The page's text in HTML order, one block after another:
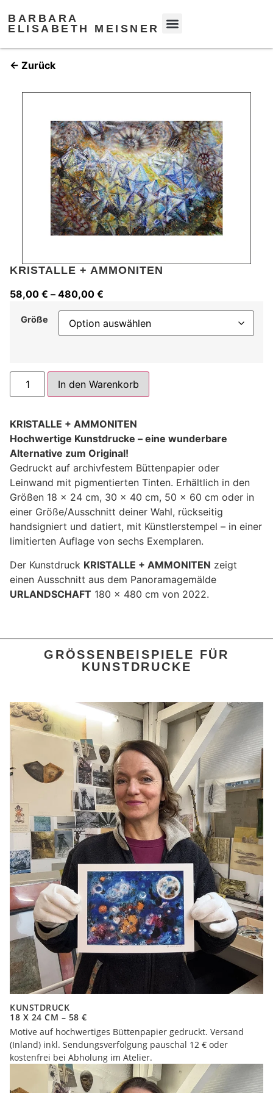
BARBARA
ELISABETH MEISNER
← Zurück
KRISTALLE + AMMONITEN
58,00 € – 480,00 €
Größe
In den Warenkorb
KRISTALLE + AMMONITEN
Hochwertige Kunstdrucke – eine wunderbare
Alternative zum Original!
Gedruckt auf archivfestem Büttenpapier oder
Leinwand mit pigmentierten Tinten. Erhältlich in den
Größen 18 x 24 cm, 30 x 40 cm, 50 x 60 cm oder in
einer Größe/Ausschnitt deiner Wahl, rückseitig
handsigniert und datiert, mit Künstlerstempel – in einer
limitierten Auflage von sechs Exemplaren.
Der Kunstdruck KRISTALLE + AMMONITEN zeigt
einen Ausschnitt aus dem Panoramagemälde
URLANDSCHAFT 180 x 480 cm von 2022.
GRÖSSENBEISPIELE FÜR K
UNSTDRUCKE
KUNSTDRUCK
18 X 24 CM – 58 €
Motive auf hochwertiges Büttenpapier gedruckt. Versand
(Inland) inkl. Sendungsverfolgung pauschal 12 € oder
kostenfrei bei Abholung im Atelier.